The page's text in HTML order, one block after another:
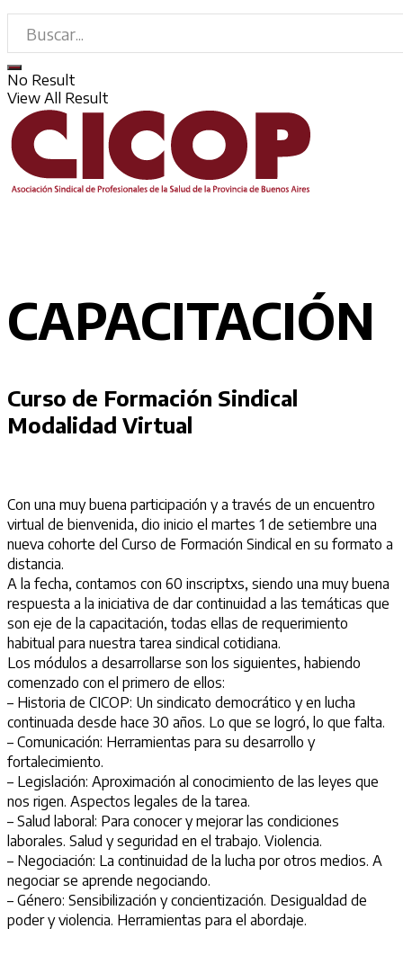
No Result
View All Result
CAPACITACIÓN
Curso de Formación Sindical
Modalidad Virtual
Con una muy buena participación y a través de un encuentro
virtual de bienvenida, dio inicio el martes 1 de setiembre una
nueva cohorte del Curso de Formación Sindical en su formato a
distancia.
A la fecha, contamos con 60 inscriptxs, siendo una muy buena
respuesta a la iniciativa de dar continuidad a las temáticas que
son eje de la capacitación, todas ellas de requerimiento
habitual para nuestra tarea sindical cotidiana.
Los módulos a desarrollarse son los siguientes, habiendo
comenzado con el primero de ellos:
– Historia de CICOP: Un sindicato democrático y en lucha
continuada desde hace 30 años. Lo que se logró, lo que falta.
– Comunicación: Herramientas para su desarrollo y
fortalecimiento.
– Legislación: Aproximación al conocimiento de las leyes que
nos rigen. Aspectos legales de la tarea.
– Salud laboral: Para conocer y mejorar las condiciones
laborales. Salud y seguridad en el trabajo. Violencia.
– Negociación: La continuidad de la lucha por otros medios. A
negociar se aprende negociando.
– Género: Sensibilización y concientización. Desigualdad de
poder y violencia. Herramientas para el abordaje.